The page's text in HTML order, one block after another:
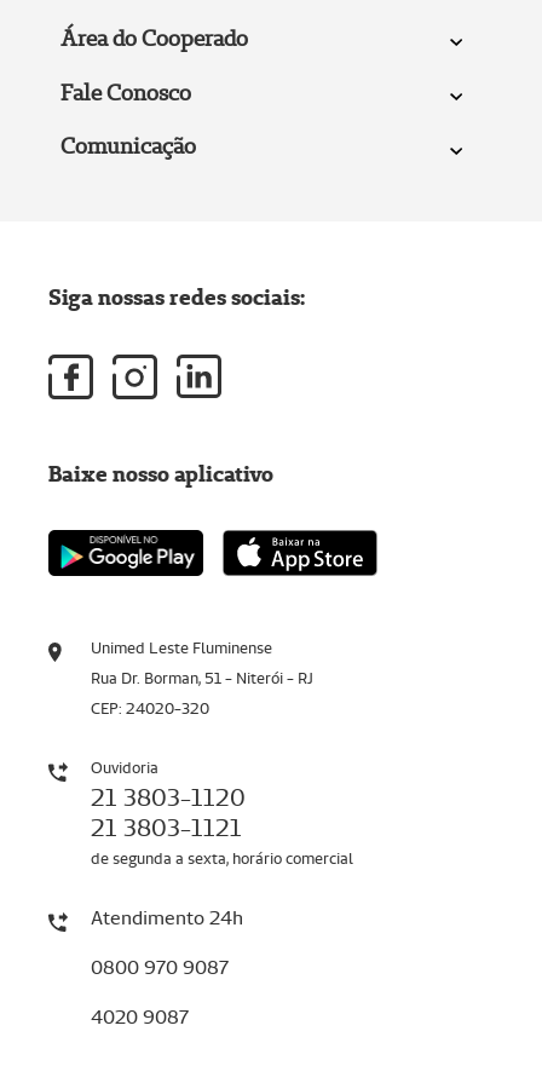
Área do Cooperado
Fale Conosco
Comunicação
Unimed Leste Fluminense
Rua Dr. Borman, 51 - Niterói - RJ
CEP: 24020-320
Ouvidoria
21 3803-1120
21 3803-1121
de segunda a sexta, horário comercial
Atendimento 24h
0800 970 9087
4020 9087
Siga nossas redes sociais:
Baixe nosso aplicativo